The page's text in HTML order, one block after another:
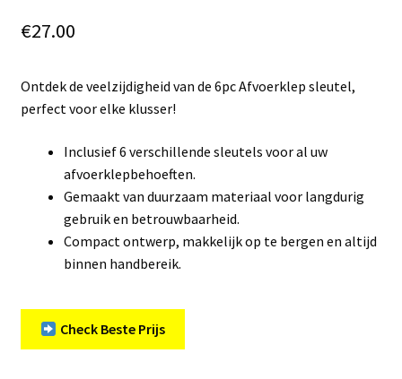
Winkelwagen
€27.00
Ontdek de veelzijdigheid van de 6pc Afvoerklep sleutel,
perfect voor elke klusser!
Inclusief 6 verschillende sleutels voor al uw
afvoerklepbehoeften.
Gemaakt van duurzaam materiaal voor langdurig
gebruik en betrouwbaarheid.
Compact ontwerp, makkelijk op te bergen en altijd
binnen handbereik.
Check Beste Prijs